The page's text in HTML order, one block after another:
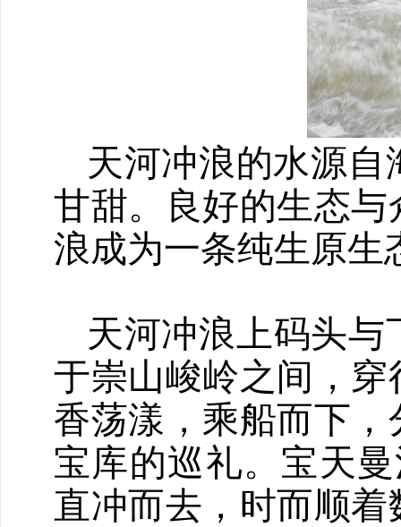
天河冲浪的水源自
甘甜。良好的生态
浪成为一条纯生原生
天河冲浪上码头
于崇山峻岭之间，
香荡漾，乘船而下
宝库的巡礼。宝天
直冲而去，时而顺